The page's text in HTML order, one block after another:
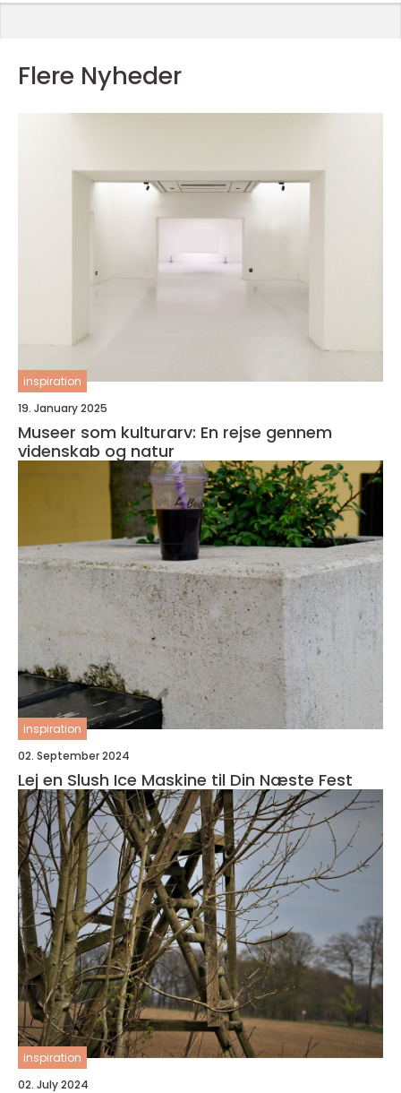
Flere Nyheder
inspiration
19. January 2025
Museer som kulturarv: En rejse gennem
videnskab og natur
inspiration
02. September 2024
Lej en Slush Ice Maskine til Din Næste Fest
inspiration
02. July 2024